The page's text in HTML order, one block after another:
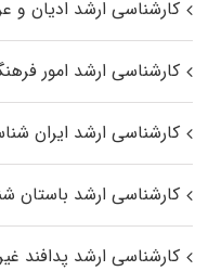
کارشناسی ارشد ادیان و
کارشناسی ارشد امور
کارشناسی ارشد ایران
کارشناسی ارشد باستان
کارشناسی ارشد پدافند